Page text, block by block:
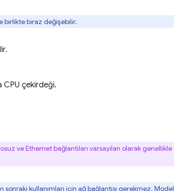
birlikte biraz değişebilir.
CPU çekirdeği.
ve Ethernet bağlantıları varsayılan olarak genellikle
kullanımları için ağ bağlantısı gerekmez. Model